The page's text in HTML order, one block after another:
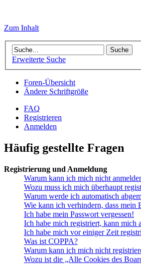
Zum Inhalt
Erweiterte Suche
Foren-Übersicht
Ändere Schriftgröße
FAQ
Registrieren
Anmelden
Häufig gestellte Fragen
Registrierung und Anmeldung
Warum kann ich mich nicht
Wozu muss ich mich überhaupt
Warum werde ich automatisch
Wie kann ich verhindern, dass mein
Ich habe mein Passwort vergessen!
Ich habe mich registriert, kann mich
Ich habe mich vor einiger Zeit
Was ist COPPA?
Warum kann ich mich nicht
Wozu ist die „Alle Cookies des